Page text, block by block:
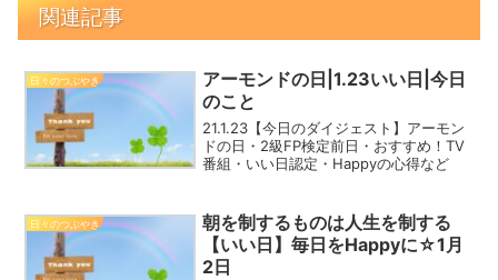
関連記事
日々のつぶやき
アーモンドの日|1.23いい日|今日
のこと
21.1.23【今日のダイジェスト】アーモン
ドの日・2級FP検定前日・おすすめ！TV
番組・いい日認定・Happyの心得など
日々のつぶやき
朝を制するものは人生を制する
【いい日】毎日をHappyに☆1月
2日